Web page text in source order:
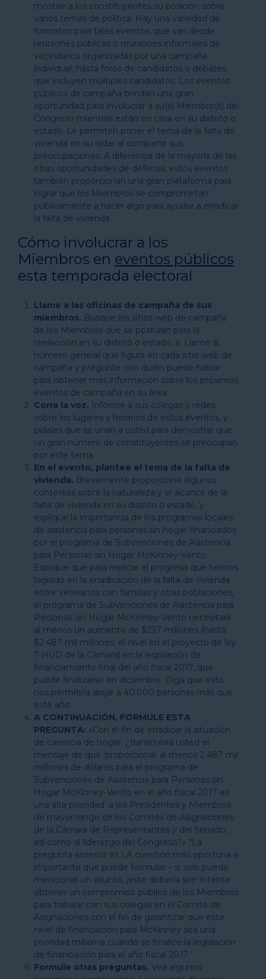
mostrar a los constituyentes su posición sobre
varios temas de política. Hay una variedad de
formatos para tales eventos, que van desde
reuniones públicas o reuniones informales de
vecindarios organizadas por una campaña
individual, hasta foros de candidatos o debates
que incluyen múltiples candidatos. Los eventos
públicos de campaña brindan una gran
oportunidad para involucrar a su(s) Miembro(s) del
Congreso mientras están en casa en su distrito o
estado. Le permiten poner el tema de la falta de
vivienda en su radar al compartir sus
preocupaciones. A diferencia de la mayoría de las
otras oportunidades de defensa, estos eventos
también proporcionan una gran plataforma para
lograr que los Miembros se comprometan
públicamente a hacer algo para ayudar a erradicar
la falta de vivienda.
Cómo involucrar a los
Miembros en eventos públicos
esta temporada electoral
Llame a las oficinas de campaña de sus
miembros. Busque los sitios web de campaña
de los Miembros que se postulan para la
reelección en su distrito o estado. a. Llame al
número general que figura en cada sitio web de
campaña y pregunte con quién puede hablar
para obtener más información sobre los próximos
eventos de campaña en su área.
Corra la voz. Informe a sus colegas y redes
sobre los lugares y horarios de estos eventos, y
pídales que se unan a usted para demostrar que
un gran número de constituyentes se preocupan
por este tema.
En el evento, plantee el tema de la falta de
vivienda. Brevemente proporcione algunos
contextos sobre la naturaleza y el alcance de la
falta de vivienda en su distrito o estado, y
explique la importancia de los programas locales
de asistencia para personas sin hogar financiados
por el programa de Subvenciones de Asistencia
para Personas sin Hogar McKinney-Vento.
Explique que para replicar el progreso que hemos
logrado en la erradicación de la falta de vivienda
entre veteranos con familias y otras poblaciones,
el programa de Subvenciones de Asistencia para
Personas sin Hogar McKinney-Vento necesitará
al menos un aumento de $237 millones (hasta
$2.487 mil millones, el nivel en el proyecto de ley
T-HUD de la Cámara) en la legislación de
financiamiento final del año fiscal 2017, que
puede finalizarse en diciembre. Diga que esto
nos permitiría alojar a 40,000 personas más que
este año.
A CONTINUACIÓN, FORMULE ESTA
PREGUNTA: «Con el fin de erradicar la situación
de carencia de hogar, ¿transmitirá usted el
mensaje de que ‘proporcionar al menos 2.487 mil
millones de dólares para el programa de
Subvenciones de Asistencia para Personas sin
Hogar McKinney-Vento en el año fiscal 2017 es
una alta prioridad’ a los Presidentes y Miembros
de mayor rango de los Comités de Asignaciones
de la Cámara de Representantes y del Senado,
así como al liderazgo del Congreso?» *La
pregunta anterior es LA cuestión más oportuna e
importante que puede formular – si solo puede
mencionar un asunto, ¡este debería ser! Intente
obtener un compromiso público de los Miembros
para trabajar con sus colegas en el Comité de
Asignaciones con el fin de garantizar que este
nivel de financiación para McKinney sea una
prioridad máxima cuando se finalice la legislación
de financiación para el año fiscal 2017.
Formule otras preguntas. Vea algunos